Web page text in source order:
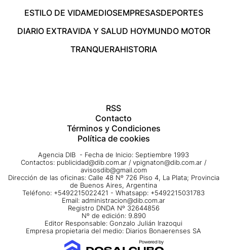
ESTILO DE VIDAMEDIOSEMPRESASDEPORTES
DIARIO EXTRAVIDA Y SALUD HOYMUNDO MOTOR
TRANQUERAHISTORIA
RSS
Contacto
Términos y Condiciones
Política de cookies
Agencia DIB - Fecha de Inicio: Septiembre 1993
Contactos: publicidad@dib.com.ar / vpignaton@dib.com.ar /
avisosdib@gmail.com
Dirección de las oficinas: Calle 48 Nº 726 Piso 4, La Plata; Provincia
de Buenos Aires, Argentina
Teléfono: +5492215022421 - Whatsapp: +5492215031783
Email: administracion@dib.com.ar
Registro DNDA Nº 32644856
Nº de edición: 9.890
Editor Responsable: Gonzalo Julián Irazoqui
Empresa propietaria del medio: Diarios Bonaerenses SA